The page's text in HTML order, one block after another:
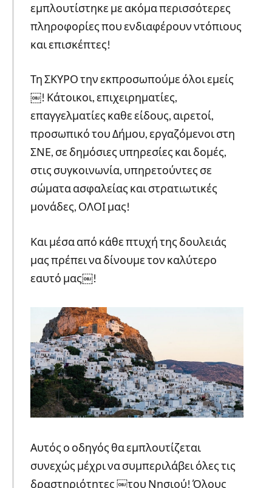
εμπλουτίστηκε με ακόμα περισσότερες
πληροφορίες που ενδιαφέρουν ντόπιους
και επισκέπτες!
Τη ΣΚΥΡΟ την εκπροσωπούμε όλοι εμείς
￼! Κάτοικοι, επιχειρηματίες,
επαγγελματίες καθε είδους, αιρετοί,
προσωπικό του Δήμου, εργαζόμενοι στη
ΣΝΕ, σε δημόσιες υπηρεσίες και δομές,
στις συγκοινωνία, υπηρετούντες σε
σώματα ασφαλείας καιστρατιωτικές
μονάδες, ΟΛΟΙ μας!
Και μέσα από κάθε πτυχή της δουλειάς
μας πρέπει να δίνουμε τον καλύτερο
εαυτό μας￼!
Αυτός ο οδηγός θα εμπλουτίζεται
συνεχώς μέχρι να συμπεριλάβει όλες τις
δραστηριότητες ￼του Νησιού! Όλους